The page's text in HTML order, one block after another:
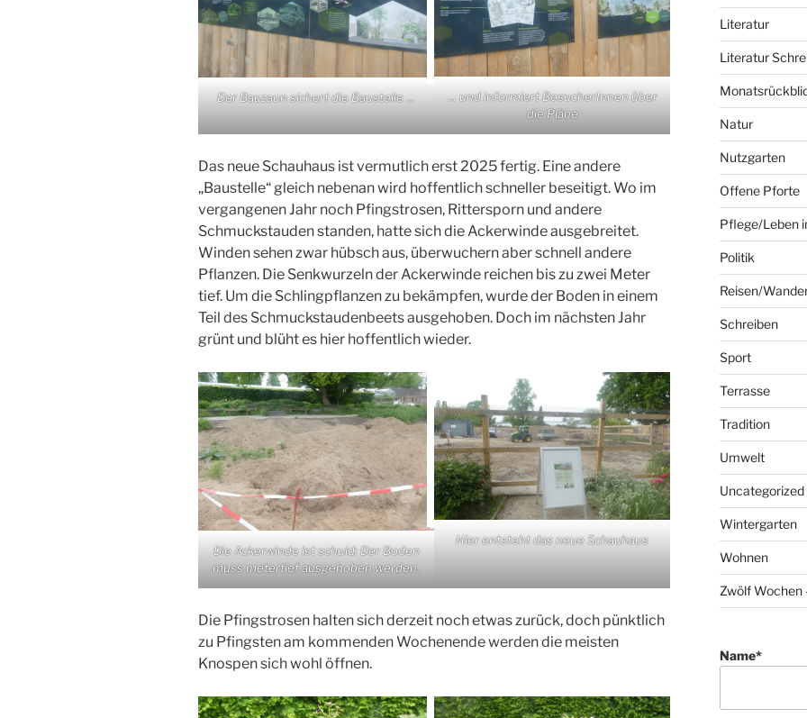
Der Bauzaun sichert die Baustelle …
… und informiert BesucherInnen über
die Pläne
Das neue Schauhaus ist vermutlich erst 2025 fertig. Eine andere
„Baustelle“ gleich nebenan wird hoffentlich schneller beseitigt. Wo im
vergangenen Jahr noch Pfingstrosen, Rittersporn und andere
Schmuckstauden standen, hatte sich die Ackerwinde ausgebreitet.
Winden sehen zwar hübsch aus, überwuchern aber schnell andere
Pflanzen. Die Senkwurzeln der Ackerwinde reichen bis zu zwei Meter
tief. Um die Schlingpflanzen zu bekämpfen, wurde der Boden in einem
Teil des Schmuckstaudenbeets ausgehoben. Doch im nächsten Jahr
grünt und blüht es hier hoffentlich wieder.
Die Ackerwinde ist schuld: Der Boden
muss metertief ausgehoben werden.
Hier entsteht das neue Schauhaus
Die Pfingstrosen halten sich derzeit noch etwas zurück, doch pünktlich
zu Pfingsten am kommenden Wochenende werden die meisten
Knospen sich wohl öffnen.
Literatur
Literatur
Natur
Nutzgarten
Offene Pforte
Pflege/Leben
Politik
Reisen/
Schreiben
Sport
Terrasse
Tradition
Umwelt
Uncategorized
Wintergarten
Wohnen
Zwölf Wochen
Name*